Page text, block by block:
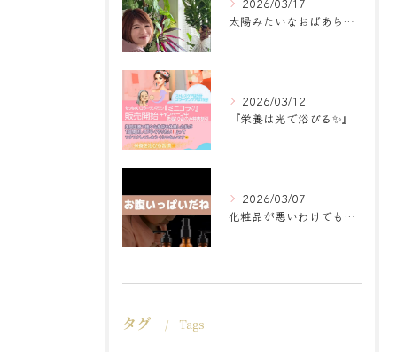
2026/03/17
太陽みたいなおばあちゃんに
2026/03/12
『栄養は光で浴びる✨』
2026/03/07
化粧品が悪いわけでもなく
タグ Tags